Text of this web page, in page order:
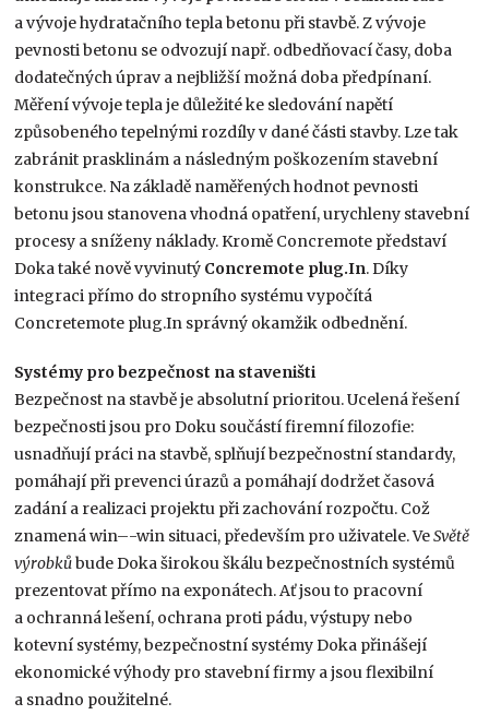
a vývoje hydratačního tepla betonu při stavbě. Z vývoje
pevnosti betonu se odvozují např. odbedňovací časy, doba
dodatečných úprav a nejbližší možná doba předpínaní.
Měření vývoje tepla je důležité ke sledování napětí
způsobeného tepelnými rozdíly v dané části stavby. Lze tak
zabránit prasklinám a následným poškozením stavební
konstrukce. Na základě naměřených hodnot pevnosti
betonu jsou stanovena vhodná opatření, urychleny stavební
procesy a sníženy náklady. Kromě Concremote představí
Doka také nově vyvinutý Concremote plug.In. Díky
integraci přímo do stropního systému vypočítá
Concretemote plug.In správný okamžik odbednění.
Systémy pro bezpečnost na staveništi
Bezpečnost na stavbě je absolutní prioritou. Ucelená řešení
bezpečnosti jsou pro Doku součástí firemní filozofie:
usnadňují práci na stavbě, splňují bezpečnostní standardy,
pomáhají při prevenci úrazů a pomáhají dodržet časová
zadání a realizaci projektu při zachování rozpočtu. Což
znamená win–-win situaci, především pro uživatele. VeSvětě
výrobkůbude Doka širokou škálu bezpečnostních systémů
prezentovat přímo na exponátech. Ať jsou to pracovní
a ochranná lešení, ochrana proti pádu, výstupy nebo
kotevní systémy, bezpečnostní systémy Doka přinášejí
ekonomické výhody pro stavební firmy a jsou flexibilní
a snadno použitelné.